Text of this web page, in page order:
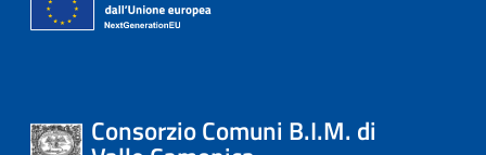
Consorzio Comuni B.I.M. di